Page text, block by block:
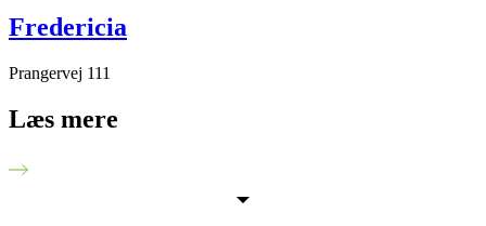
Fredericia
Prangervej 111
Læs mere